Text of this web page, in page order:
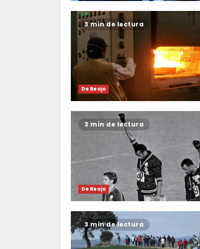
3 min de lectura
De Reojo
3 min de lectura
De Reojo
3 min de lectura